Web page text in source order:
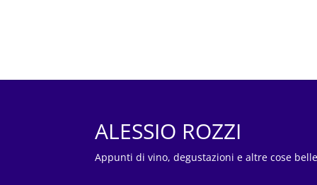
ALESSIO ROZZI
Appunti di vino, degustazioni e altre cose